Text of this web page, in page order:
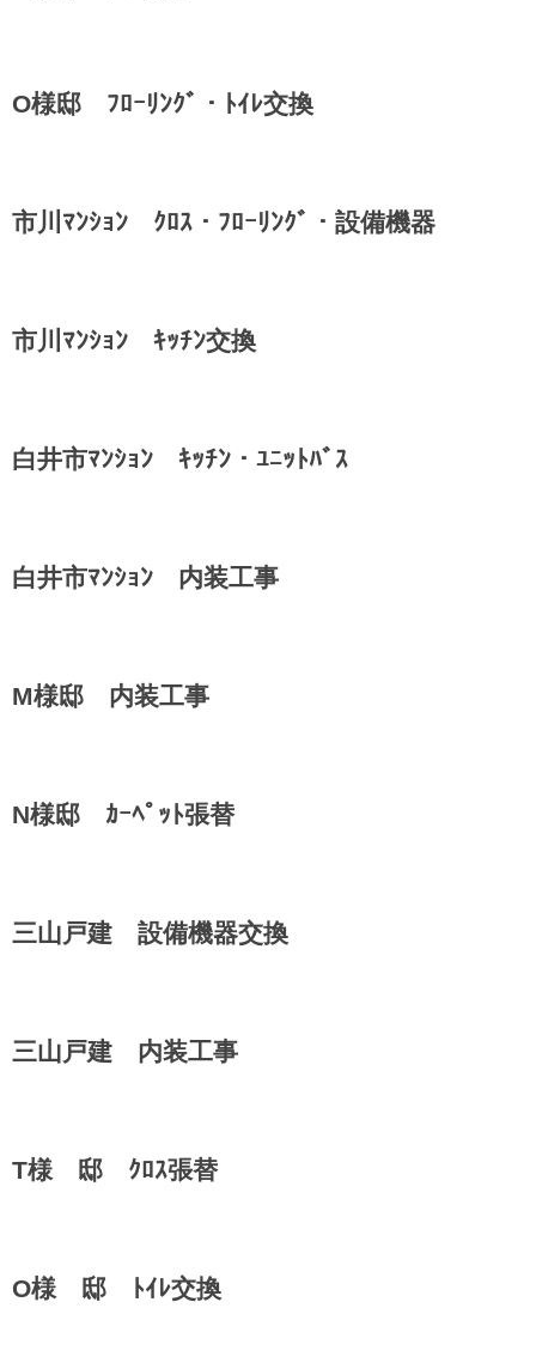
O様邸 ﾌﾛｰﾘﾝｸﾞ・ﾄｲﾚ交換
市川ﾏﾝｼｮﾝ ｸﾛｽ・ﾌﾛｰﾘﾝｸﾞ・設備機器
市川ﾏﾝｼｮﾝ ｷｯﾁﾝ交換
白井市ﾏﾝｼｮﾝ ｷｯﾁﾝ・ﾕﾆｯﾄﾊﾞｽ
白井市ﾏﾝｼｮﾝ 内装工事
M様邸 内装工事
N様邸 ｶｰﾍﾟｯﾄ張替
三山戸建 設備機器交換
三山戸建 内装工事
T様 邸 ｸﾛｽ張替
O様 邸 ﾄｲﾚ交換